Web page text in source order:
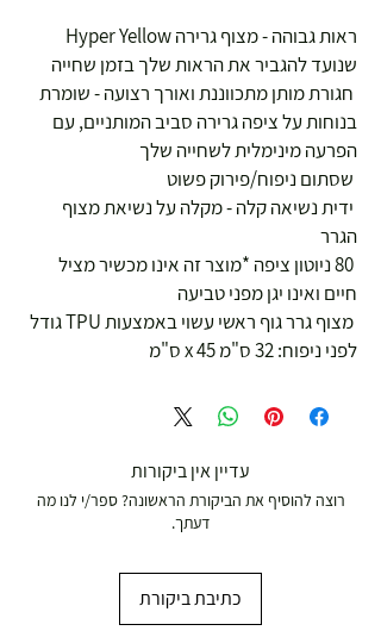
ראות גבוהה - מצוף גרירה Hyper Yellow
שנועד להגביר את הראות שלך בזמן שחייה
חגורת מותן מתכווננת ואורך רצועה - שומרת
בנוחות על ציפה גרירה סביב המותניים, עם
הפרעה מינימלית לשחייה שלך
שסתום ניפוח/פירוק פשוט
ידית נשיאה קלה - מקלה על נשיאת מצוף
הגרר
80 ניוטון ציפה *מוצר זה אינו מכשיר מציל
חיים ואינו יגן מפני טביעה
מצוף גרר גוף ראשי עשוי באמצעות TPU גודל
לפני ניפוח: 32 ס"מ x 45 ס"מ
עדיין אין ביקורות
רוצה להוסיף את הביקורת הראשונה? ספר/י לנו מה
דעתך.
כתיבת ביקורת